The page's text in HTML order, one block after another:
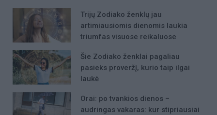
Trijų Zodiako ženklų jau
artimiausiomis dienomis laukia
triumfas visuose reikaluose
Šie Zodiako ženklai pagaliau
pasieks proveržį, kurio taip ilgai
laukė
Orai: po tvankios dienos –
audringas vakaras: kur stipriausiai